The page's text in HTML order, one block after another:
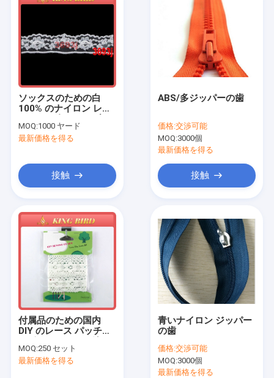
プロダクト
私達について
工場旅行
品質管理
私達に連絡しなさい
ニュース
ソックスのための白
100% のナイロン レー
クロスのためのリボン
のトリムをひもで締め
MOQ:1000 ヤード
最新価格を得る
接触
ABS/多ジッパーの歯
価格:交渉可能
MOQ:3000個
最新価格を得る
接触
付属品のための国内
DIY のレース パッチは
レースをひもで締めま
す
MOQ:250 セット
最新価格を得る
青いナイロン ジッパー
の歯
価格:交渉可能
MOQ:3000個
最新価格を得る